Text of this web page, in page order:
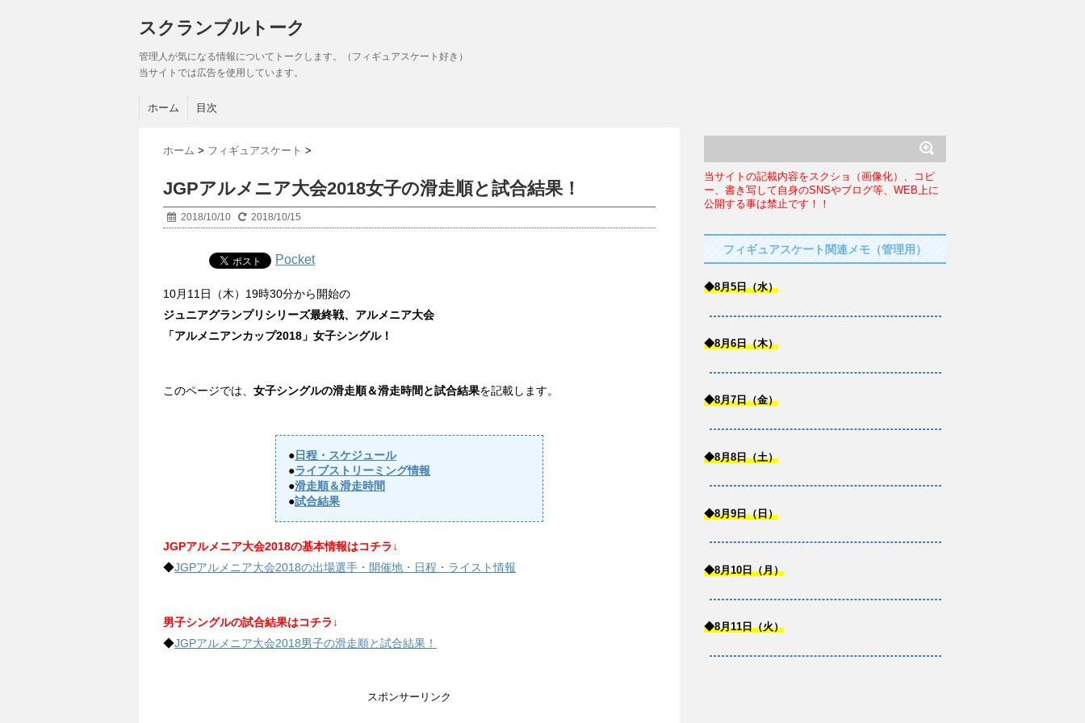
スクランブルトーク
管理人が気になる情報についてトークします。（フィギュアスケート好き）
当サイトでは広告を使用しています。
ホーム 目次
ホーム > フィギュアスケート >
JGPアルメニア大会2018女子の滑走順と試合結果！
2018/10/10 2018/10/15
Pocket
10月11日（木）19時30分から開始の
ジュニアグランプリシリーズ最終戦、アルメニア大会
「アルメニアンカップ2018」女子シングル！
このページでは、 女子シングルの滑走順＆滑走時間と試合結果を記載します。
●日程・スケジュール
●ライブストリーミング情報
●滑走順＆滑走時間
●試合結果
JGPアルメニア大会2018の基本情報はコチラ↓
◆JGPアルメニア大会2018の出場選手・開催地・日程・ライスト情報
男子シングルの試合結果はコチラ↓
◆JGPアルメニア大会2018男子の滑走順と試合結果！
スポンサーリンク
当サイトの記載内容をスクショ（画像化）、コピ
ー、書き写して自身のSNSやブログ等、WEB上に
公開する事は禁止です！！
フィギュアスケート関連メモ（管理用）
◆8月5日（水）
◆8月6日（木）
◆8月7日（金）
◆8月8日（土）
◆8月9日（日）
◆8月10日（月）
◆8月11日（火）